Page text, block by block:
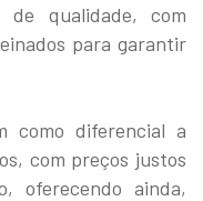
de qualidade, com
para garantir
como diferencial a
com preços justos
oferecendo ainda,